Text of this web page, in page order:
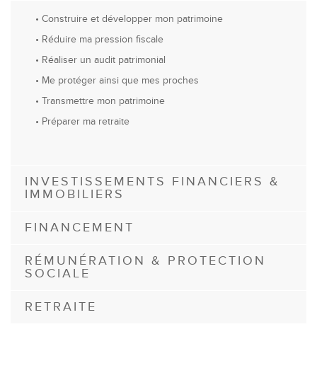
• Construire et développer mon patrimoine
• Réduire ma pression fiscale
• Réaliser un audit patrimonial
• Me protéger ainsi que mes proches
• Transmettre mon patrimoine
• Préparer ma retraite
INVESTISSEMENTS FINANCIERS &
IMMOBILIERS
FINANCEMENT
RÉMUNÉRATION & PROTECTION
SOCIALE
RETRAITE